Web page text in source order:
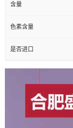
含量
色素含量
是否进口